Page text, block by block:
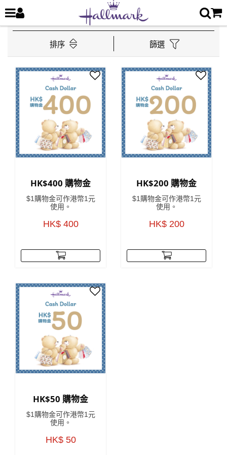
排序 篩選
HK$400 購物金
$1購物金可作港幣1元
使用。
HK$ 400
HK$200 購物金
$1購物金可作港幣1元
使用。
HK$ 200
HK$50 購物金
$1購物金可作港幣1元
使用。
HK$ 50